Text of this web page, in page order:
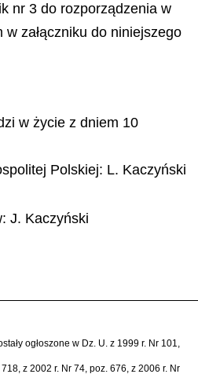
nr 3 do rozporządzenia w
w załączniku do niniejszego
w życie z dniem 10
Polskiej: L. Kaczyński
J. Kaczyński
ogłoszone w Dz. U. z 1999 r. Nr 101,
z 2002 r. Nr 74, poz. 676, z 2006 r. Nr